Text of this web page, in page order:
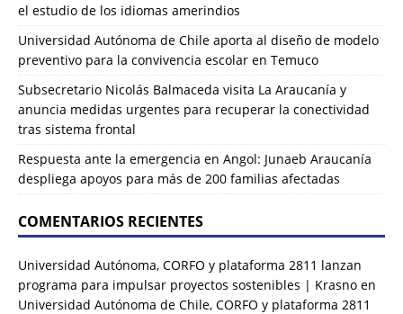
el estudio de los idiomas amerindios
Universidad Autónoma de Chile aporta al diseño de modelo
preventivo para la convivencia escolar en Temuco
Subsecretario Nicolás Balmaceda visita La Araucanía y
anuncia medidas urgentes para recuperar la conectividad
tras sistema frontal
Respuesta ante la emergencia en Angol: Junaeb Araucanía
despliega apoyos para más de 200 familias afectadas
COMENTARIOS RECIENTES
Universidad Autónoma, CORFO y plataforma 2811 lanzan
programa para impulsar proyectos sostenibles | Krasno en
Universidad Autónoma de Chile, CORFO y plataforma 2811